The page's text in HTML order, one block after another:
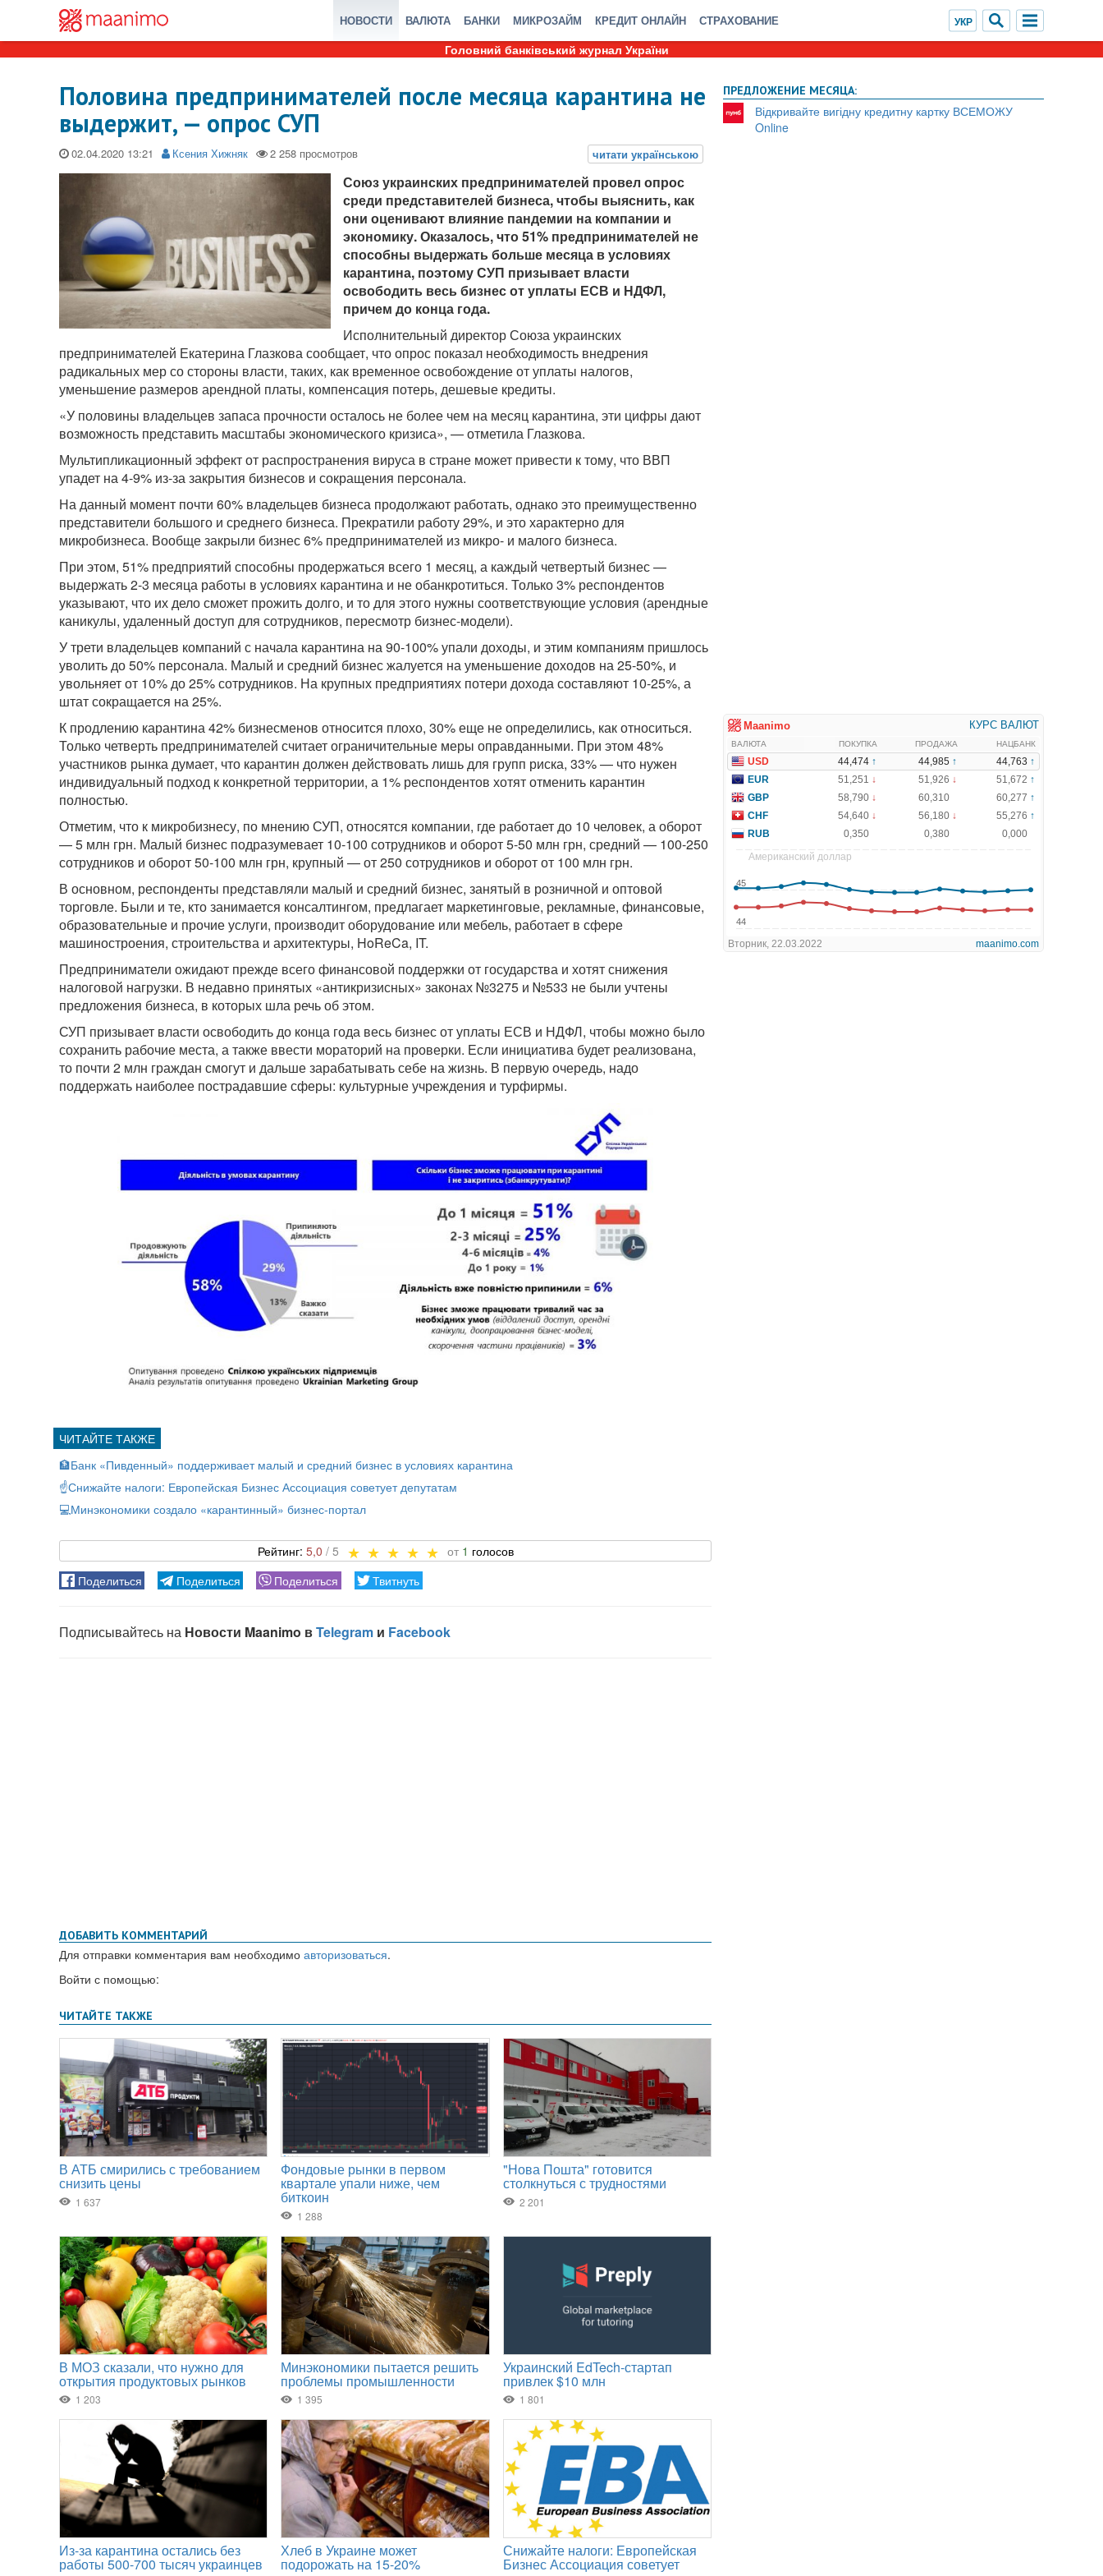
НОВОСТИ ВАЛЮТА БАНКИ МИКРОЗАЙМ КРЕДИТ ОНЛАЙН СТРАХОВАНИЕ
Головний банківський журнал України
Половина предпринимателей после месяца карантина не
выдержит, — опрос СУП
02.04.2020 Ксения Хижняк
Союз украинских предпринимателей провел опрос
среди представителей бизнеса, чтобы выяснить, как
они оценивают влияние пандемии на компании и
экономику. Оказалось, что 51% предпринимателей не
способны выдержать больше месяца в условиях
карантина, поэтому СУП призывает власти
освободить весь бизнес от уплаты ЕСВ и НДФЛ,
причем до конца года.
Исполнительный директор Союза украинских
предпринимателей Екатерина Глазкова сообщает, что опрос показал необходимость внедрения
радикальных мер со стороны власти, таких, как временное освобождение от уплаты налогов,
уменьшение размеров арендной платы, компенсация потерь, дешевые кредиты.
«У половины владельцев запаса прочности осталось не более чем на месяц карантина, эти цифры дают
возможность представить масштабы экономического кризиса», — отметила Глазкова.
Мультипликационный эффект от распространения вируса в стране может привести к тому, что ВВП
упадет на 4-9% из-за закрытия бизнесов и сокращения персонала.
На данный момент почти 60% владельцев бизнеса продолжают работать, однако это преимущественно
представители большого и среднего бизнеса. Прекратили работу 29%, и это характерно для
микробизнеса. Вообще закрыли бизнес 6% предпринимателей из микро- и малого бизнеса.
При этом, 51% предприятий способны продержаться всего 1 месяц, а каждый четвертый бизнес —
выдержать 2-3 месяца работы в условиях карантина и не обанкротиться. Только 3% респондентов
указывают, что их дело сможет прожить долго, и то для этого нужны соответствующие условия (арендные
каникулы, удаленный доступ для сотрудников, пересмотр бизнес-модели).
У трети владельцев компаний с начала карантина на 90-100% упали доходы, и этим компаниям пришлось
уволить до 50% персонала. Малый и средний бизнес жалуется на уменьшение доходов на 25-50%, и
увольняет от 10% до 25% сотрудников. На крупных предприятиях потери дохода составляют 10-25%, а
штат сокращается на 25%.
К продлению карантина 42% бизнесменов относится плохо, 30% еще не определились, как относиться.
Только четверть предпринимателей считает ограничительные меры оправданными. При этом 48%
участников рынка думает, что карантин должен действовать лишь для групп риска, 33% — что нужен
индивидуальный подход к конкретной территории, а 1% респондентов хотят отменить карантин
полностью.
Отметим, что к микробизнесу, по мнению СУП, относятся компании, где работает до 10 человек, а оборот
— 5 млн грн. Малый бизнес подразумевает 10-100 сотрудников и оборот 5-50 млн грн, средний — 100-250
сотрудников и оборот 50-100 млн грн, крупный — от 250 сотрудников и оборот от 100 млн грн.
В основном, респонденты представляли малый и средний бизнес, занятый в розничной и оптовой
торговле. Были и те, кто занимается консалтингом, предлагает маркетинговые, рекламные, финансовые,
образовательные и прочие услуги, производит оборудование или мебель, работает в сфере
машиностроения, строительства и архитектуры, HoReCa, IT.
Предприниматели ожидают прежде всего финансовой поддержки от государства и хотят снижения
налоговой нагрузки. В недавно принятых «антикризисных» законах №3275 и №533 не были учтены
предложения бизнеса, в которых шла речь об этом.
СУП призывает власти освободить до конца года весь бизнес от уплаты ЕСВ и НДФЛ, чтобы можно было
сохранить рабочие места, а также ввести мораторий на проверки. Если инициатива будет реализована,
то почти 2 млн граждан смогут и дальше зарабатывать себе на жизнь. В первую очередь, надо
поддержать наиболее пострадавшие сферы: культурные учреждения и турфирмы.
🏦Банк «Пивденный» поддерживает малый и средний бизнес в условиях карантина
☝️Снижайте налоги: Европейская Бизнес Ассоциация советует депутатам
💻Минэкономики создало «карантинный» бизнес-портал
5,0 1
ДОБАВИТЬ КОММЕНТАРИЙ
Для отправки комментария вам необходимо авторизоваться.
Войти с помощью:
ПРЕДЛОЖЕНИЕ МЕСЯЦА:
Відкривайте вигідну кредитну картку ВСЕМОЖУ
Online